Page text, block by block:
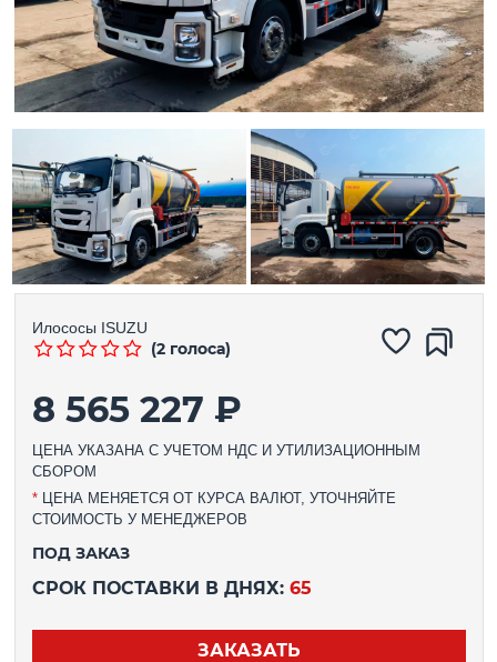
Илососы ISUZU
(2 голоса)
8 565 227 ₽
ЦЕНА УКАЗАНА С УЧЕТОМ НДС И УТИЛИЗАЦИОННЫМ
СБОРОМ
*ЦЕНА МЕНЯЕТСЯ ОТ КУРСА ВАЛЮТ, УТОЧНЯЙТЕ
СТОИМОСТЬ У МЕНЕДЖЕРОВ
ПОД ЗАКАЗ
СРОК ПОСТАВКИ В ДНЯХ: 65
ЗАКАЗАТЬ